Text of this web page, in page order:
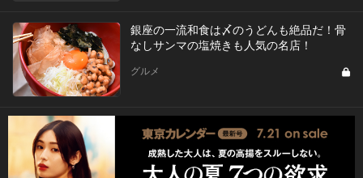
銀座の一流和食は〆のうどんも絶品だ！骨
なしサンマの塩焼きも人気の名店！
グルメ